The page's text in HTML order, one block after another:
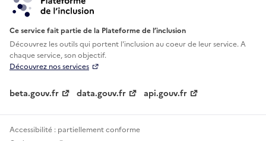
Ce service fait partie de la Plateforme de l’inclusion
Découvrez les outils qui portent l'inclusion aucoeur de leur service. A
chaque service, son objectif.
Découvrez nos services
beta.gouv.fr data.gouv.fr api.gouv.fr
Accessibilité : partiellement conforme